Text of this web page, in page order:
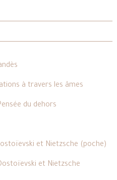
à travers les âmes
du dehors
et Nietzsche (poche)
et Nietzsche